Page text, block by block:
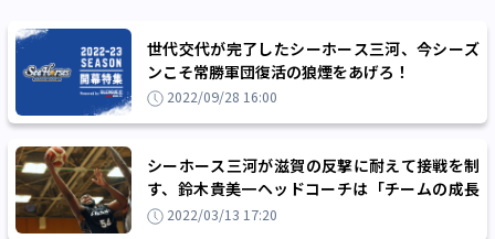
世代交代が完了したシーホース三河、今シーズ
ンこそ常勝軍団復活の狼煙をあげろ！
2022/09/28 16:00
シーホース三河が滋賀の反撃に耐えて接戦を制
す、鈴木貴美一ヘッドコーチは「チームの成長
に繋がる」と手応え
2022/03/13 17:20